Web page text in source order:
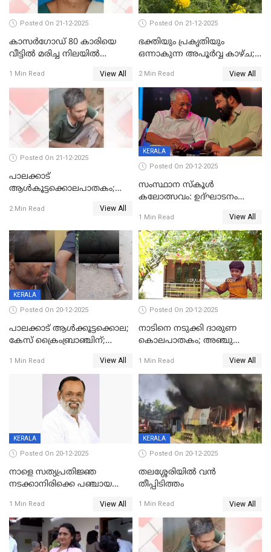
Posted On 21-12-2025
കാസർഗോഡ് 80 കാരിയെ
വീട്ടിൽ മരിച്ച നിലയിൽ
1 Min Read View All
Posted On 21-12-2025
ഭക്തിയും പ്രകൃതിയും
ഒന്നാകുന്ന അപൂര്‍വ്വ കാഴ്ച;
കാഴ്ചാനുഭവമൊരുക്കി
ശബരീ നന്ദനം
2 Min Read View All
Posted On 21-12-2025
പാലക്കാട്‌
ആൾകൂട്ടക്കൊലപാതകം;
ഊർജ്ജിതമാക്കിമാക്കി
2 Min Read View All
KERALA
Posted On 20-12-2025
സംസ്ഥാന സ്കൂൾ
കലോത്സവം: ഉദ്ഘാടനം
മുഖ്യാതിഥിയായി
മോഹൻലാൽ
1 Min Read View All
KERALA
Posted On 20-12-2025
പാലക്കാട് ആൾക്കൂട്ടക്കൊല;
കേസ് ക്രൈംബ്രാഞ്ചിന്;
അന്വേഷിക്കും
1 Min Read View All
Posted On 20-12-2025
നാടിനെ നടുക്കി ദാരുണ
കൊലപാതകം; അഞ്ചു
കഴുത്തുഞെരിച്ച് കൊന്നു
1 Min Read View All
KERALA
Posted On 20-12-2025
നാളെ സത്യപ്രതിജ്ഞ
നടക്കാനിരിക്കെ പഞ്ചായത്ത്
1 Min Read View All
KERALA
Posted On 20-12-2025
തലശ്ശേരിയിൽ വൻ
തീപ്പിടിത്തം
1 Min Read View All